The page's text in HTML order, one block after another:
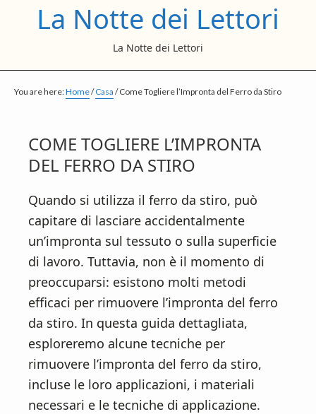
p
t
a
i
n
c
o
n
t
e
n
t
p
t
r
i
m
a
r
y
s
i
d
e
b
a
r
p
t
o
o
t
e
r
La Notte dei Lettori
La Notte dei Lettori
You are here:Home/ Casa /Come Togliere l’Impronta del Ferro da Stiro
COME TOGLIERE L’IMPRONTA
DEL FERRO DA STIRO
Quando si utilizza il ferro da stiro, può
capitare di lasciare accidentalmente
un’impronta sul tessuto o sulla superficie
di lavoro. Tuttavia, non è il momento di
preoccuparsi: esistono molti metodi
efficaci per rimuovere l’impronta del ferro
da stiro. In questa guida dettagliata,
esploreremo alcune tecniche per
rimuovere l’impronta del ferro da stiro,
incluse le loro applicazioni, i materiali
necessari e le tecniche di applicazione.